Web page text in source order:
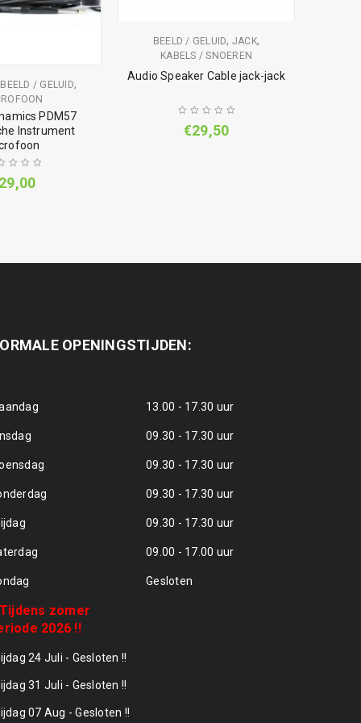
BEELD / GELUID,
PDM57
Instrument
29,00
BEELD / GELUID, JACK,
KABELS / SNOEREN
Audio Speaker Cable jack-jack
€29,50
OPENINGSTIJDEN:
13.00 - 17.30 uur
09.30 - 17.30 uur
09.30 - 17.30 uur
09.30 - 17.30 uur
09.30 - 17.30 uur
09.00 - 17.00 uur
Gesloten
zomer
2026 !!
24 Juli - Gesloten !!
31 Juli - Gesloten !!
07 Aug - Gesloten !!